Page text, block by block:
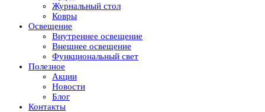
Журнальный стол
Ковры
Освещение
Внутреннее освещение
Внешнее освещение
Функциональный свет
Полезное
Акции
Новости
Блог
Контакты